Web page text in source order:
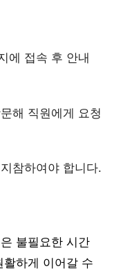
에 접속 후 안내
해 직원에게 요청
참하여야 합니다.
불필요한 시간
하게 이어갈 수